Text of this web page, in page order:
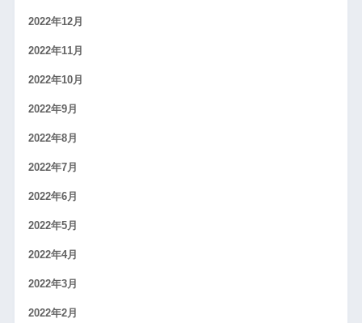
2022年12月
2022年11月
2022年10月
2022年9月
2022年8月
2022年7月
2022年6月
2022年5月
2022年4月
2022年3月
2022年2月